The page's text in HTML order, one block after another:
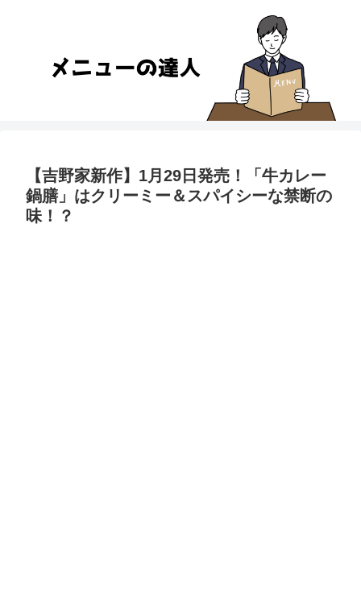
【吉野家新作】1月29日発売！「牛カレー
鍋膳」はクリーミー＆スパイシーな禁断の
味！？